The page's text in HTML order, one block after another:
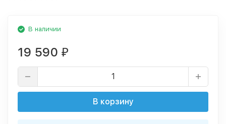
В наличии
19 590 ₽
В корзину